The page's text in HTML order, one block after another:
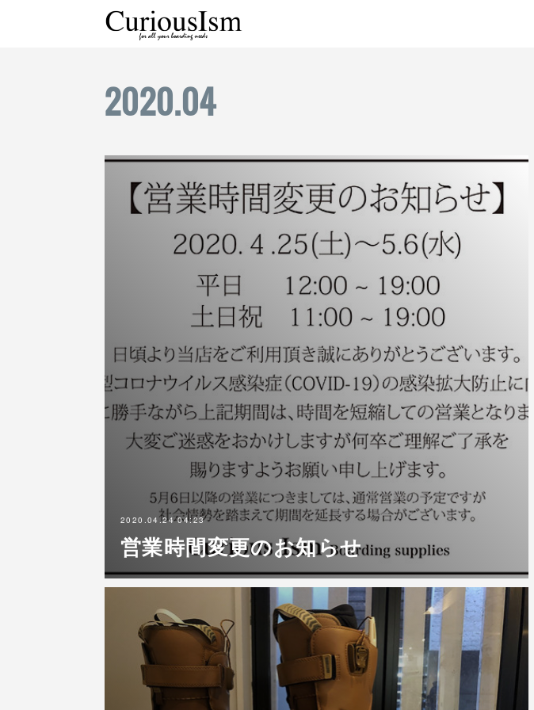
2020.04
2020.04.24 04:23
営業時間変更のお知らせ